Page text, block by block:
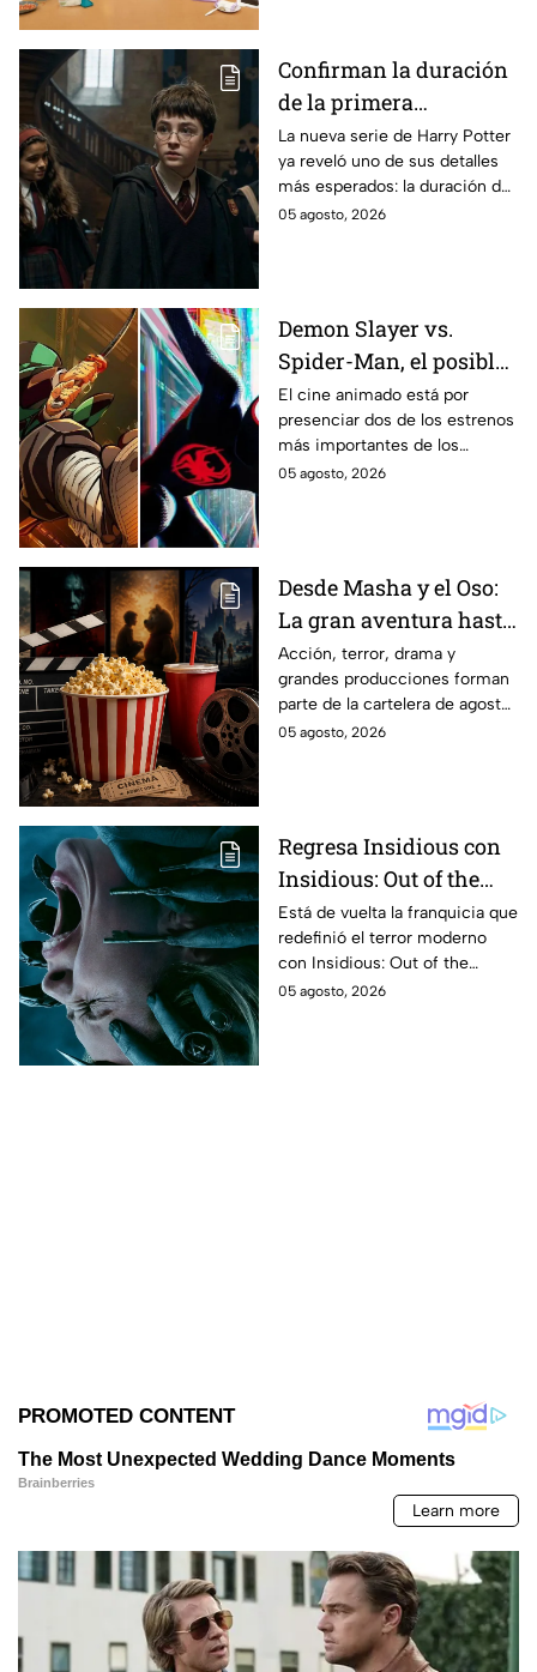
Confirman la duración
de la primera
temporada de Harry
Potter y emocionará a
los fans de los libros
La nueva serie de Harry Potter
ya reveló uno de sus detalles
más esperados: la duración de
la primera temporada basada
05 agosto, 2026
Demon Slayer vs.
Spider-Man, el posible
gran enfrentamiento
en taquilla del 2027
El cine animado está por
presenciar dos de los estrenos
más importantes de los
últimos años.
05 agosto, 2026
Desde Masha y el Oso:
La gran aventura hasta
El Final de la Calle Oak
con Anne Hathaway.
Esta es la lista
completa de los
México
Acción, terror, drama y
grandes producciones forman
parte de la cartelera de agosto
en México.
05 agosto, 2026
Regresa Insidious con
Insidious: Out of the
Further; esto revela el
aterrador primer tráiler
Está de vuelta la franquicia que
redefinió el terror moderno
con Insidious: Out of the
Further. Te contamos todo lo
05 agosto, 2026